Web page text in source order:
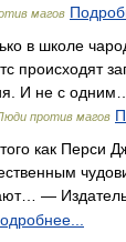
магов
в школе
происходят
И не с
против магов
как Перси
—